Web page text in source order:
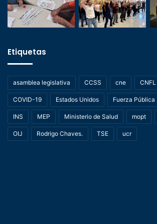
Etiquetas
asamblea legislativa CCSS cne CNFL
COVID-19 Estados Unidos Fuerza Pública
INS MEP Ministerio de Salud mopt
OIJ Rodrigo Chaves. TSE ucr